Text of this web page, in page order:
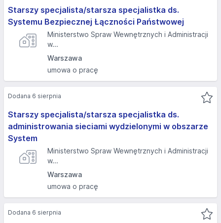
Starszy specjalista/starsza specjalistka ds.
Systemu Bezpiecznej Łączności Państwowej
Ministerstwo Spraw Wewnętrznych i Administracji
w...
Warszawa
umowa o pracę
Starszy specjalista/starsza specjalistka ds.
administrowania sieciami wydzielonymi w obszarze
System
Ministerstwo Spraw Wewnętrznych i Administracji
w...
Warszawa
umowa o pracę
Dodana 6 sierpnia
Dodana 6 sierpnia